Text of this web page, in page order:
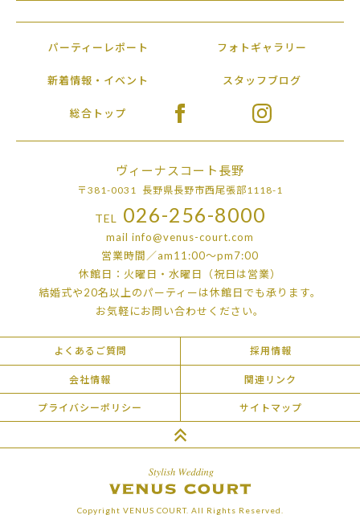
パーティーレポート フォトギャラリー
新着情報・イベント スタッフブログ
総合トップ
ヴィーナスコート長野
〒381-0031 長野県長野市西尾張部1118-1
TEL 026-256-8000
mail info@venus-court.com
営業時間／am11:00〜pm7:00
休館日：火曜日・水曜日（祝日は営業）
結婚式や20名以上のパーティーは休館日でも承ります。
お気軽にお問い合わせください。
よくあるご質問 採用情報
会社情報 関連リンク
プライバシーポリシー サイトマップ
Copyright VENUS COURT. All Rights Reserved.